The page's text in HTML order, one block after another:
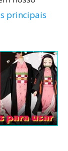
principais